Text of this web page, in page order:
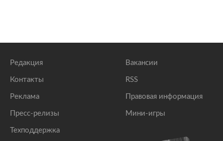
Редакция
Контакты
Реклама
Пресс-релизы
Техподдержка
Вакансии
RSS
Правовая информация
Мини-игры